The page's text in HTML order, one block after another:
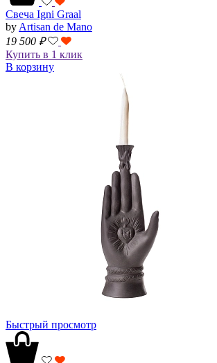
Свеча Igni Graal
by Artisan de Mano
19 500 ₽
Купить в 1 клик
В корзину
Быстрый просмотр